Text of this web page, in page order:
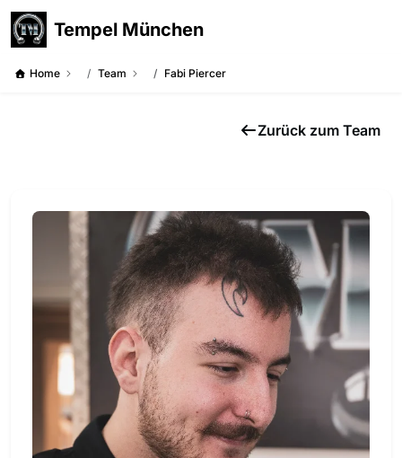
Tempel München
Home Team Fabi Piercer
Zurück zum Team